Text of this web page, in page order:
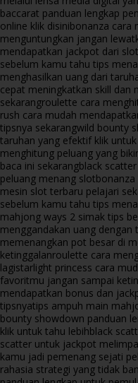
baccarat panduan lengkap
online klik disinibonanza cara
menguntungkan jangan
mendapatkan jackpot dari
sebelum kamu tahu tips
menghasilkan uang dari
cepat meningkatkan skill dan
sekarangroulette cara
rush cara mudah
tipsnya sekarangwild bounty
taruhan yang efektif klik
menghitung peluang yang
baca ini sekarangblack
peluang menang slot
mesin slot terbaru pelajari
sebelum kamu tahu tips
mahjong ways 2 simak tips
menggandakan uang dengan
memenangkan pot besar di
ketinggalanroulette cara
lagistarlight princess cara
favoritmu jangan sampai
mendapatkan bonus dan
tipsnyatips ampuh main
bounty showdown panduan
klik untuk tahu lebihblack
scatter untuk jackpot
kamu jadi pemenang sejati
rahasia strategi yang tidak